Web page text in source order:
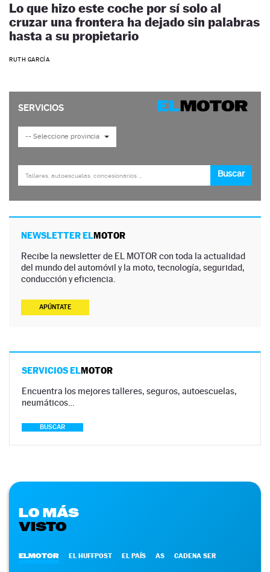
Lo que hizo este coche por sí solo al
cruzar una frontera ha dejado sin palabras
hasta a su propietario
RUTH GARCÍA
NEWSLETTER ELMOTOR
Recibe la newsletter de EL MOTOR con toda la actualidad
del mundo del automóvil y la moto, tecnología, seguridad,
conducción y eficiencia.
APÚNTATE
SERVICIOS ELMOTOR
Encuentra los mejores talleres, seguros, autoescuelas,
neumáticos…
BUSCAR
LO MÁS
VISTO
ELMOTOR EL HUFFPOST EL PAÍS AS CADENA SER